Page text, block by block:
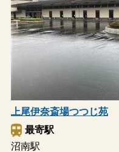
上尾伊奈斎場つつじ苑
最寄駅
沼南駅